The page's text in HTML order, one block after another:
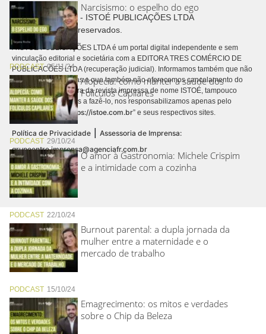
Narcisismo: o espelho do ego
PODCAST05/11/24
Alopecia: como manter a saúde dos
Folículos Capilares
PODCAST 29/10/24
O amor à Gastronomia: Michele Crispim
e a intimidade com a cozinha
PODCAST 22/10/24
Burnout parental: a dupla jornada da
mulher entre a maternidade e o
mercado de trabalho
PODCAST 15/10/24
Emagrecimento: os mitos e verdades
sobre o Chip da Beleza
Copyright © 2026 - ISTOÉ PUBLICAÇÕES LTDA
Todos os direitos reservados.
A ISTOÉ PUBLICAÇÕES LTDA é um portal digital independente e sem
vinculação editorial e societária com a EDITORA TRES COMÉRCIO DE
PUBLICACÕES LTDA (recuperação judicial). Informamos também que não
realizamos cobranças e que também não oferecemos cancelamento do
contrato de assinatura da revista impressa de nome ISTOÉ, tampouco
autorizamos terceiros a fazê-lo, nos responsabilizamos apenas pelo
conteúdo digital “https://istoe.com.br” e seus respectivos sites.
Política de Privacidade | Assessoria de Imprensa:
grupoentre.imprensa@agenciafr.com.br